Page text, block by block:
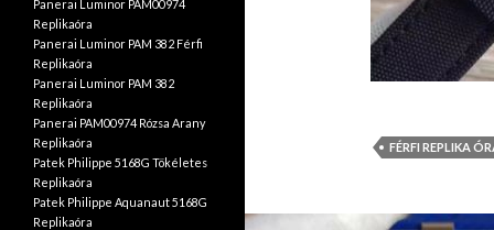
FÉRFI REPLIKA
Panerai Luminor PAM00974
Replikaóra
Panerai Luminor PAM 382 Férfi
Replikaóra
Panerai Luminor PAM 382
Replikaóra
Panerai PAM00974 Rózsa Arany
Replikaóra
Patek Philippe 5168G Tökéletes
Replikaóra
Patek Philippe Aquanaut 5168G
Replikaóra